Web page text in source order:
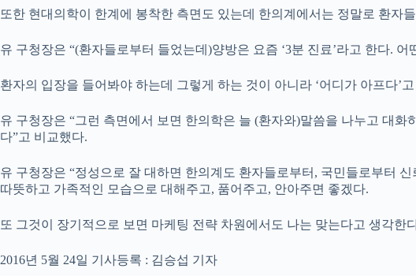
또한 현대의학이 한계에 봉착한 측면도 있는데 한의계에서는 정말로 환자
유 구청장은 “(환자들로부터 들었는데)양방은 요즘 ‘3분 진료’라고 한다.
환자의 입장을 들어봐야 하는데 그렇게 하는 것이 아니라 ‘어디가 아프다
유 구청장은 “그런 측면에서 보면 한의학은 늘 (환자와)말씀을 나누고 대
다”고 비교했다.
유 구청장은 “정성으로 잘 대하면 한의계도 환자들로부터, 국민들로부터
따뜻하고 가족적인 모습으로 대해주고, 품어주고, 안아주면 좋겠다.
또 그것이 장기적으로 보면 마케팅 전략 차원에서도 나는 맞는다고 생각한
2016년 5월 24일 기사등록 : 김승섭 기자